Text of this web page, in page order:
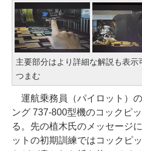
主要部分はより詳細な解説も表
つまむ
運航乗務員（パイロット）
ング 737-800型機のコックピ
る。先の植木氏のメッセージ
ットの初期訓練ではコックピ